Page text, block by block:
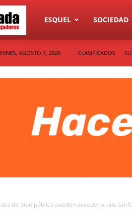
Diario
ESQUEL SOCIEDAD
AGOSTO 7, 2026 CLASIFICADOS
de bien público pueden acceder a una